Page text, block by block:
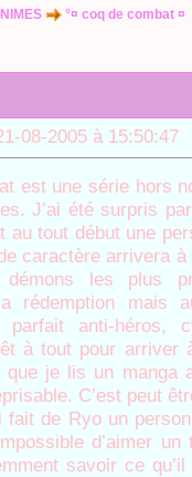
°¤ coq de combat ¤
08-2005 à
est une série hors
J’ai été surpris
au tout début une
caractère arrivera
démons les plus
rédemption mais
parfait anti-héros,
à tout pour arriver
que je lis un manga
C’est peut
fait de Ryo un
d’aimer
savoir ce